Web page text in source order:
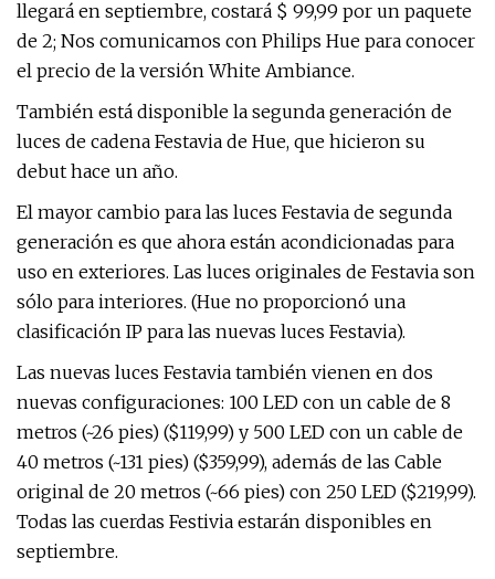
llegará en septiembre, costará $ 99,99 por un paquete
de 2; Nos comunicamos con Philips Hue para conocer
el precio de la versión White Ambiance.
También está disponible la segunda generación de
luces de cadena Festavia de Hue, que hicieron su
debut hace un año.
El mayor cambio para las luces Festavia de segunda
generación es que ahora están acondicionadas para
uso en exteriores. Las luces originales de Festavia son
sólo para interiores. (Hue no proporcionó una
clasificación IP para las nuevas luces Festavia).
Las nuevas luces Festavia también vienen en dos
nuevas configuraciones: 100 LED con un cable de 8
metros (~26 pies) ($119,99) y 500 LED con un cable de
40 metros (~131 pies) ($359,99), además de las Cable
original de 20 metros (~66 pies) con 250 LED ($219,99).
Todas las cuerdas Festivia estarán disponibles en
septiembre.